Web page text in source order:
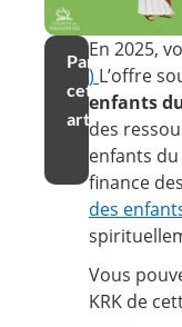
Partager
cet
article
En 2025,
) L’offre
enfants
des
enfants
finance
des
Vous
KRK de